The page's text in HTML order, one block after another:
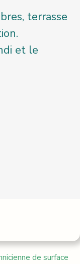
terrasse
et le
de surface